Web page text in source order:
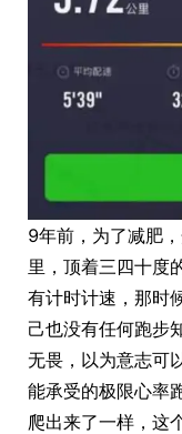
9年前，为了减肥
里，顶着三四十度
有计时计速，那时
己也没有任何跑步
无畏，以为意志可
能承受的极限心率
爬出来了一样，这